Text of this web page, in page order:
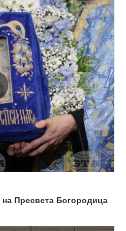
Пресвета Богородица